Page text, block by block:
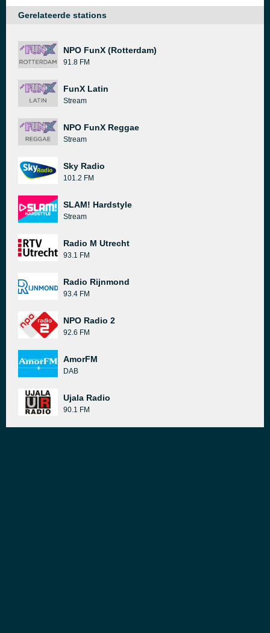
Gerelateerde stations
NPO FunX (Rotterdam)
91.8 FM
FunX Latin
Stream
NPO FunX Reggae
Stream
Sky Radio
101.2 FM
SLAM! Hardstyle
Stream
Radio M Utrecht
93.1 FM
Radio Rijnmond
93.4 FM
NPO Radio 2
92.6 FM
AmorFM
DAB
Ujala Radio
90.1 FM